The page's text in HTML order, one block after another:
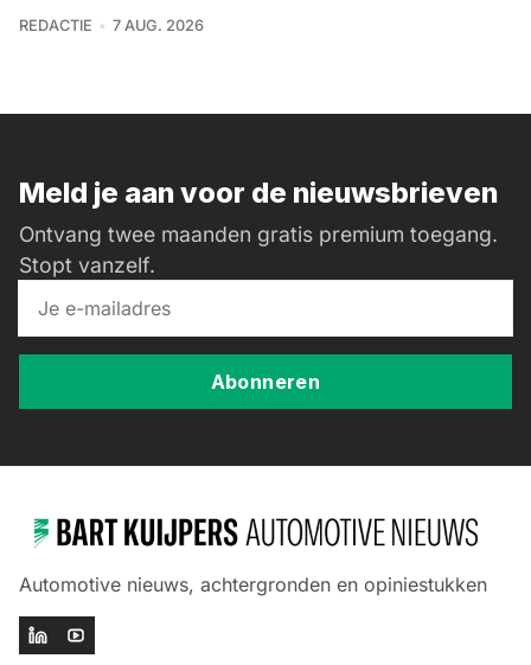
REDACTIE 7 AUG. 2026
Meld je aan voor de nieuwsbrieven
Ontvang twee maanden gratis premium toegang.
Stopt vanzelf.
Abonneren
Automotive nieuws, achtergronden en opiniestukken